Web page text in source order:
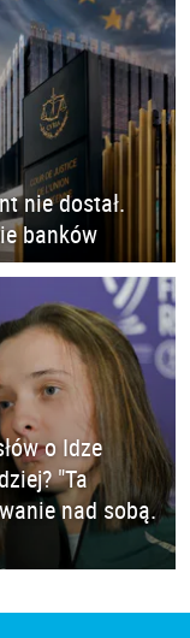
nie dostał.
banków
o Idze
"Ta
nad sobą.